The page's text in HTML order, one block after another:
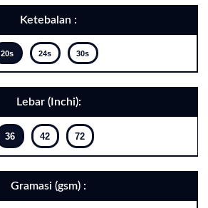
Ketebalan :
20s 24s 30s
Lebar (Inchi):
36 42 72
Gramasi (gsm) :